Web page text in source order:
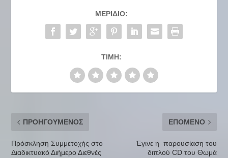
ΜΕΡΊΔΙΟ:
ΤΙΜΉ:
ΠΡΟΗΓΟΎΜΕΝΟΣ
Πρόσκληση Συμμετοχής στο
Διαδικτυακό Διήμερο Διεθνές
ΕΠΌΜΕΝΟ
Έγινε η παρουσίαση του
διπλού CD του Θωμά